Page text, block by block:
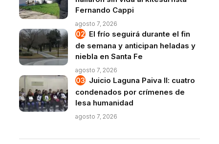
Fernando Cappi
agosto 7, 2026
El frío seguirá durante el fin
de semana y anticipan heladas y
niebla en Santa Fe
agosto 7, 2026
Juicio Laguna Paiva II: cuatro
condenados por crímenes de
lesa humanidad
agosto 7, 2026